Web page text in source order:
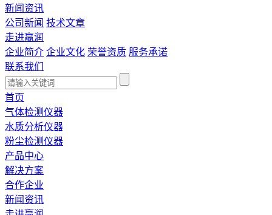
新闻资讯
公司新闻 技术文章
走进赢润
企业简介 企业文化 荣誉资质 服务承诺
联系我们
首页
气体检测仪器
水质分析仪器
粉尘检测仪器
产品中心
解决方案
合作企业
新闻资讯